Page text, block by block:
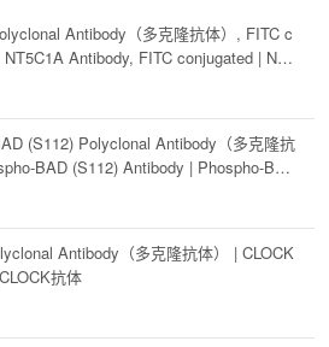
Antibody, FITC conjugated | NT5
Antibody（多克隆抗
BAD (S112) Antibody | Phospho-BAD
抗体